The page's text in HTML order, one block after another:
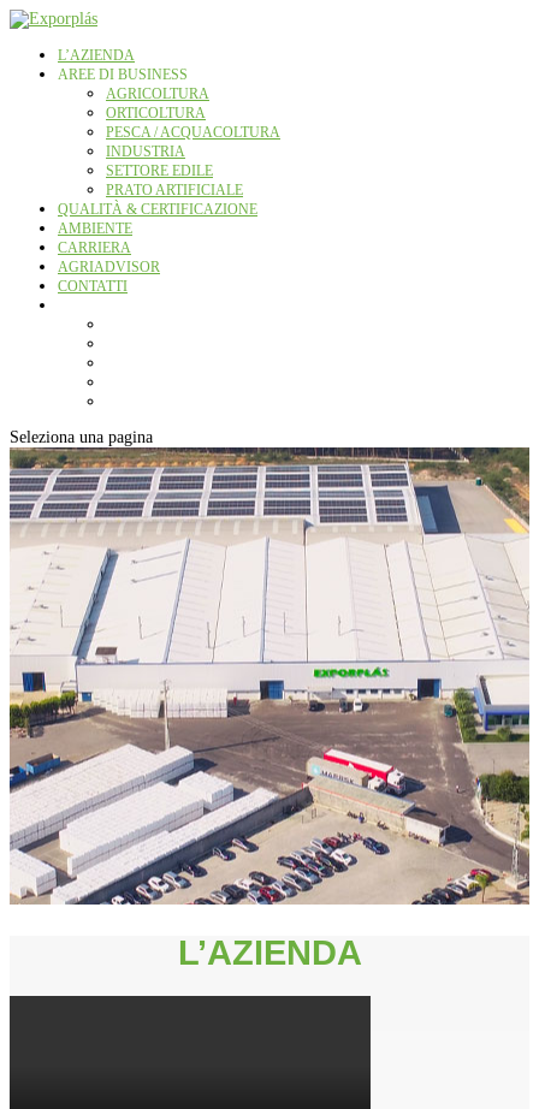
L’AZIENDA
AREE DI BUSINESS
AGRICOLTURA
ORTICOLTURA
PESCA / ACQUACOLTURA
INDUSTRIA
SETTORE EDILE
PRATO ARTIFICIALE
QUALITÀ & CERTIFICAZIONE
AMBIENTE
CARRIERA
AGRIADVISOR
CONTATTI
Seleziona una pagina
L’AZIENDA